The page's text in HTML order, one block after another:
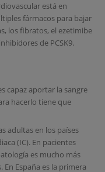
está en
fármacos para bajar
los fibratos, el ezetimibe
de PCSK9.
capaz aportar la sangre
hacerlo tiene que
adultas en los países
(IC). En pacientes
es mucho más
España es la primera